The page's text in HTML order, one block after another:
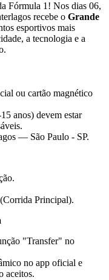
Fórmula 1! Nos dias 06,
recebe o Grande
esportivos mais
a tecnologia e a
ou cartão magnético
anos) devem estar
— São Paulo - SP.
Principal).
"Transfer" no
no app oficial e
aceitos.